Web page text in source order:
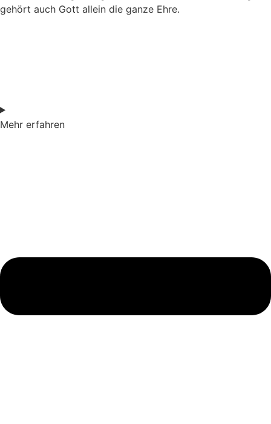
gehört auch Gott allein die ganze Ehre.
Mehr erfahren